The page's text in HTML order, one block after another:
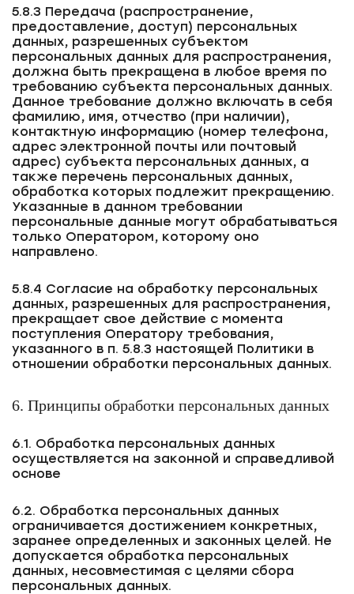
5.8.3 Передача (распространение,
предоставление, доступ) персональных
данных, разрешенных субъектом
персональных данных для распространения,
должна быть прекращена в любое время по
требованию субъекта персональных данных.
Данное требование должно включать в себя
фамилию, имя, отчество (при наличии),
контактную информацию (номер телефона,
адрес электронной почты или почтовый
адрес) субъекта персональных данных, а
также перечень персональных данных,
обработка которых подлежит прекращению.
Указанные в данном требовании
персональные данные могут обрабатываться
только Оператором, которому оно
направлено.
5.8.4 Согласие на обработку персональных
данных, разрешенных для распространения,
прекращает свое действие с момента
поступления Оператору требования,
указанного в п. 5.8.3 настоящей Политики в
отношении обработки персональных данных.
6. Принципы обработки персональных данных
6.1. Обработка персональных данных
осуществляется на законной и справедливой
основе
6.2. Обработка персональных данных
ограничивается достижением конкретных,
заранее определенных и законных целей. Не
допускается обработка персональных
данных, несовместимая с целями сбора
персональных данных.